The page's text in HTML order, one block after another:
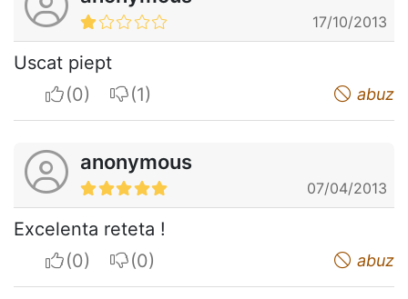
17/10/2013
Uscat piept
I apreciateI do not appreciate abuz
anonymous
07/04/2013
Excelenta reteta !
I apreciateI do not appreciate abuz